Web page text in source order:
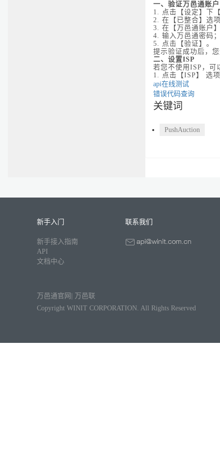
一、验证万邑通账户
1. 点击【设定】下
2. 在【已整合】选
3. 在【万邑通账户
4. 输入万邑通密码
5. 点击【验证】。
提示验证成功后，
二、设置ISP
若您不使用ISP，
1. 点击【ISP】 选
api在线测试
错误代码查询
关键词
PushAuction
新手入门
新手接入指南
API
文档中心
联系我们
万邑通官网
万邑联
Copyright WINIT CORPORATION. All Rights Reserved